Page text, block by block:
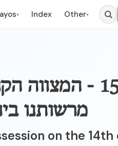
▾ Index Other▾
156 - המצווה
מרשותנו
on the 14th